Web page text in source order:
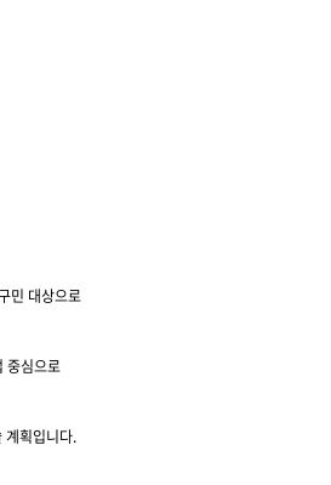
민 대상으로
중심으로
계획입니다.